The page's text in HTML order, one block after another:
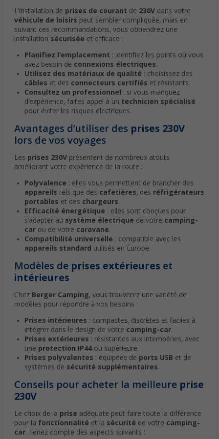
L'installation de prises de courant de 230V dans votre
véhicule de loisirs peut sembler compliquée, mais en
suivant ces recommandations, vous obtiendrez une
installation sécurisée et efficace :
Planifiez l'emplacement : identifiez les points où vous
avez besoin de connexions électriques.
Utilisez des matériaux de qualité : choisissez des
câbles et des connecteurs certifiés et résistants.
Consultez un professionnel : si vous manquez
d'expérience, faites appel à un technicien spécialisé
pour éviter les risques électriques.
Avantages d’utiliser des prises 230V
lors de vos voyages
Les prises 230V présentent de nombreux atouts
améliorant votre expérience de la route :
Polyvalence : elles vous permettent de brancher des
appareils tels que des cafetières, des réfrigérateurs
portables et des chargeurs.
Efficacité énergétique : elles sont conçues pour
s'adapter au système électrique de votre camping-
car ou de votre caravane.
Compatibilité universelle : compatible avec les
appareils standard utilisés en Europe.
Modèles de prises extérieures et
intérieures
Chez Berger Camping, vous trouverez une variété de
modèles pour répondre à vos besoins :
Prises intérieures : compactes, discrètes et faciles à
intégrer dans le design de votre camping-car.
Prises extérieures : résistantes aux intempéries, avec
une protection IP44ou supérieure.
Prises polyvalentes : équipées de ports USB et de
systèmes de sécurité supplémentaires.
Conseils pour acheter la meilleure prise
230V
Le choix de la prise adéquate peut faire toute la différence
pour la fonctionnalité et la sécurité de votre camping-
car. Tenez compte des aspects suivants :